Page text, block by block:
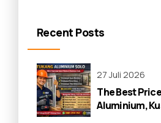
Recent Posts
27 Juli 2026
The Best
Aluminium,